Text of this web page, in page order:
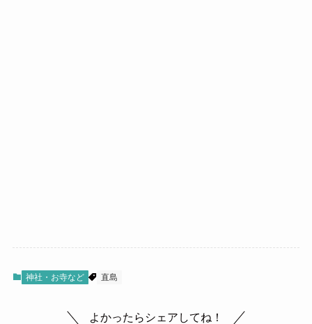
神社・お寺など 直島
よかったらシェアしてね！